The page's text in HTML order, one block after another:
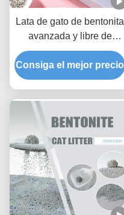
Lata de gato de bentonita
avanzada y libre de
polvo, respetuosa con el
medio ambiente, con una
gran capacidad de
eliminación de olores
Consiga el mejor precio